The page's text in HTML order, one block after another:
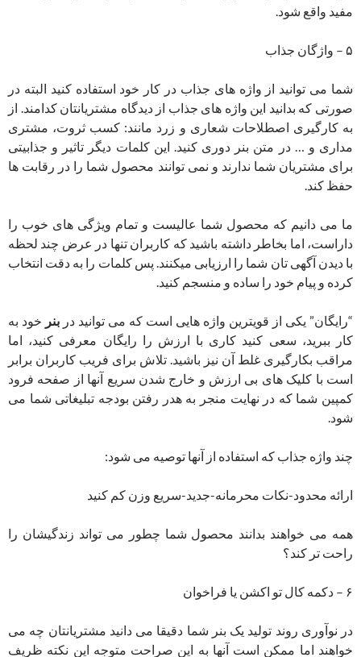
مفید واقع شود.
۵ – واژگان جذاب
شما می توانید از واژه های جذاب در کار خود استفاده کنید البته در
صورتی که بدانید این واژه های جذاب از دیدگاه مشتریانتان کدامند. از
به کارگیری اصطلاحات شعاری و زرد مانند: کسب ثروت، مشتری
مداری و … در متن بنر دوری کنید. این کلمات دیگر تاثیر و جذابیتی
برای مشتریان شما ندارند و نمی توانند محصول شما را در رقابت ها
حفظ کند.
ما می دانیم که محصول شما عالیست و تمام ویژگی های خوب را
داراست، اما بخاطر داشته باشید که کاربران تنها در عرض چند لحظه
با دیدن آگهی تان شما را ارزیابی میکنند. پس کلمات را به دقت انتخاب
کرده و پیام خود را ساده و منسجم کنید.
“رایگان” یکی از قویترین واژه هایی است که می توانید در بنر خود به
کار ببرید، سعی کنید کاری با ارزش را رایگان معرفی کنید، اما
مراقب بکارگیری غلط آن نیز باشید. تلاش برای فریب کاربران برابر
است با کلیک های بی ارزش و خارج شدن سریع آنها از صفحه فرود
کمپین شما که در نهایت منجر به هدر رفتن بودجه تبلیغاتی شما می
شود.
چند واژه جذاب که استفاده از آنها توصیه می شود:
ارائه محدود-نکات محرمانه-جدید-سریع وزن کم کنید
همه می خواهند بدانند محصول شما چطور می تواند زندگیشان را
راحت تر کند؟
۶ – دکمه کال تو اکشن یا فراخوان
در نوآوری روند تولید یک بنر شما دقیقا می دانید مشتریانتان چه می
خواهند اما ممکن است آنها به این صراحت متوجه این نکته ظریف